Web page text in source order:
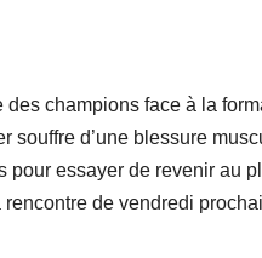
champions face à la
d’une blessure
essayer de revenir au
de vendredi